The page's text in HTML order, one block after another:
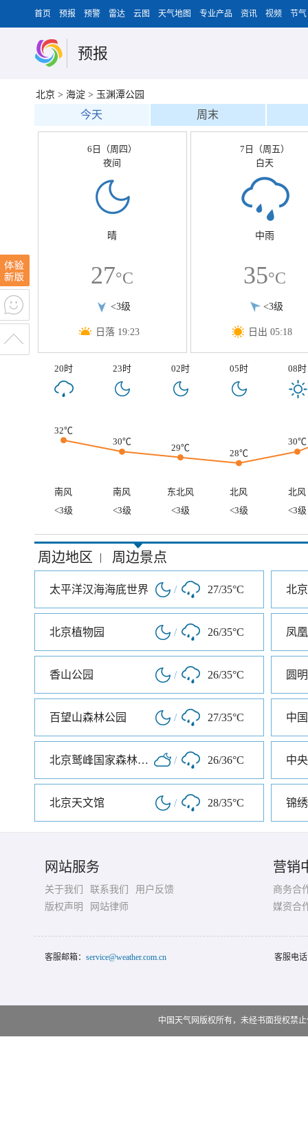
首页 预报 预警 雷达 云图 天气地图 专业产品 资讯 视频 节气
预报
北京 > 海淀 > 玉渊潭公园
今天 周末
6日（周四）
夜间
晴
27°C
<3级
日落 19:23
7日（周五）
白天
中雨
35°C
<3级
日出 05:18
20时 23时 02时 05时 08时
32℃
30℃
29℃
28℃
30℃
南风 南风 东北风 北风
北风
<3级
<3级 <3级 <3级 <3级
周边地区 | 周边景点
太平洋汉海海底世界 / 27/35°C 北
北京植物园 / 26/35°C
香山公园 / 26/35°C 圆
百望山森林公园 / 27/35°C
北京鹫峰国家森林公园 / 26/36°C 中
北京天文馆 / 28/35°C
网站服务
关于我们 联系我们
用户反馈
版权声明
网站律师
营销
商务合
媒资合
客服邮箱： service@weather.com.cn 客服电
中国天气网版权所有，未经书面授权